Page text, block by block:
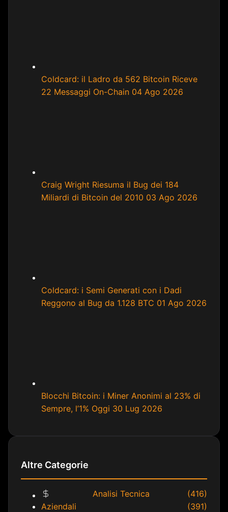
Coldcard: il Ladro da 562 Bitcoin Riceve
22 Messaggi On-Chain 04 Ago 2026
Craig Wright Riesuma il Bug dei 184
Miliardi di Bitcoin del 2010 03 Ago 2026
Coldcard: i Semi Generati con i Dadi
Reggono al Bug da 1.128 BTC 01 Ago 2026
Blocchi Bitcoin: i Miner Anonimi al 23% di
Sempre, l’1% Oggi 30 Lug 2026
Altre Categorie
Analisi Tecnica
(416)
Aziendali
(391)